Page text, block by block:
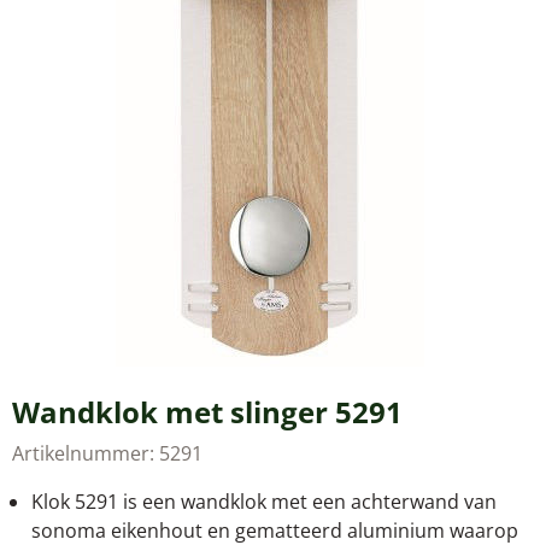
Wandklok met slinger 5291
Artikelnummer: 5291
Klok 5291 is een wandklok met een achterwand van
sonoma eikenhout en gematteerd aluminium waarop